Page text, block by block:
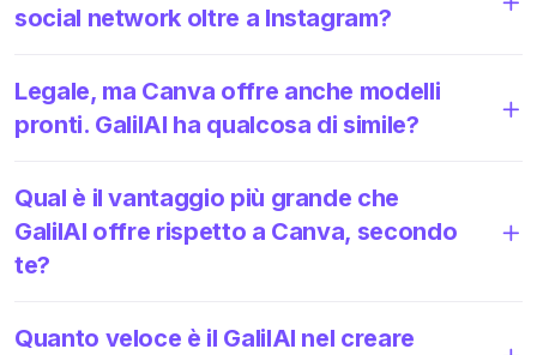
social network oltre a Instagram?
Legale, ma Canva offre anche modelli
pronti. GalilAI ha qualcosa di simile?
Qual è il vantaggio più grande che
GalilAI offre rispetto a Canva, secondo
te?
Quanto veloce è il GalilAI nel creare